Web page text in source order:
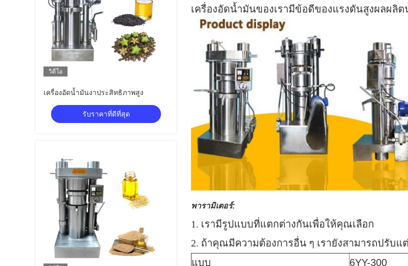
วิดีโอ
เครื่องอัดน้ำมันงาประสิทธิภาพสูง
รับราคาที่ดีที่สุด
เครื่องอัดน้ำมันของเรามีข้อดีของแรงดันสูงผลผลิ
พารามิเตอร์:
1. เรามีรูปแบบที่แตกต่างกันเพื่อให้คุณเลือก
2. ถ้าคุณมีความต้องการอื่น ๆ เรายังสามารถปรับ
แบบ
6YY-300